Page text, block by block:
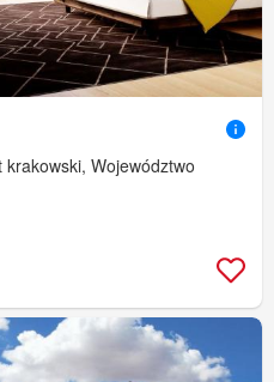
Województwo